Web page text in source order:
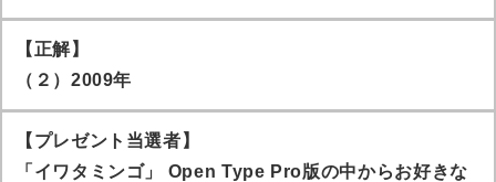
【正解】
（２）2009年
【プレゼント当選者】
「イワタミンゴ」 Open Type Pro版の中からお好きな